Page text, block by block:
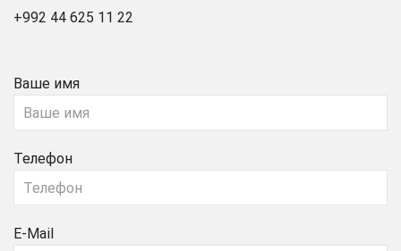
+992 44 625 11 22
Ваше имя
Телефон
E-Mail